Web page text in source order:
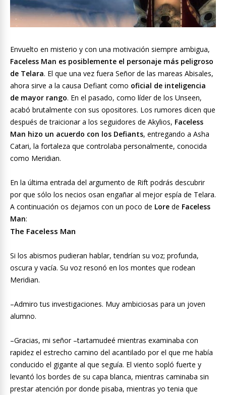
Envuelto en misterio y con una motivación siempre ambigua,
Faceless Man es posiblemente el personaje más peligroso
de Telara. El que una vez fuera Señor de las mareas Abisales,
ahora sirve a la causa Defiant como oficial de inteligencia
de mayor rango. En el pasado, como líder de los Unseen,
acabó brutalmente con sus opositores. Los rumores dicen que
después de traicionar a los seguidores de Akylios, Faceless
Man hizo un acuerdo con los Defiants, entregando a Asha
Catari, la fortaleza que controlaba personalmente, conocida
como Meridian.
En la última entrada del argumento de Rift podrás descubrir
por que sólo los necios osan engañar al mejor espía de Telara.
A continuación os dejamos con un poco de Lore de Faceless
Man:
The Faceless Man
Si los abismos pudieran hablar, tendrían su voz; profunda,
oscura y vacía. Su voz resonó en los montes que rodean
Meridian.
–Admiro tus investigaciones. Muy ambiciosas para un joven
alumno.
–Gracias, mi señor –tartamudeé mientras examinaba con
rapidez el estrecho camino del acantilado por el que me había
conducido el gigante al que seguía. El viento sopló fuerte y
levantó los bordes de su capa blanca, mientras caminaba sin
prestar atención por donde pisaba, mientras yo tenia que